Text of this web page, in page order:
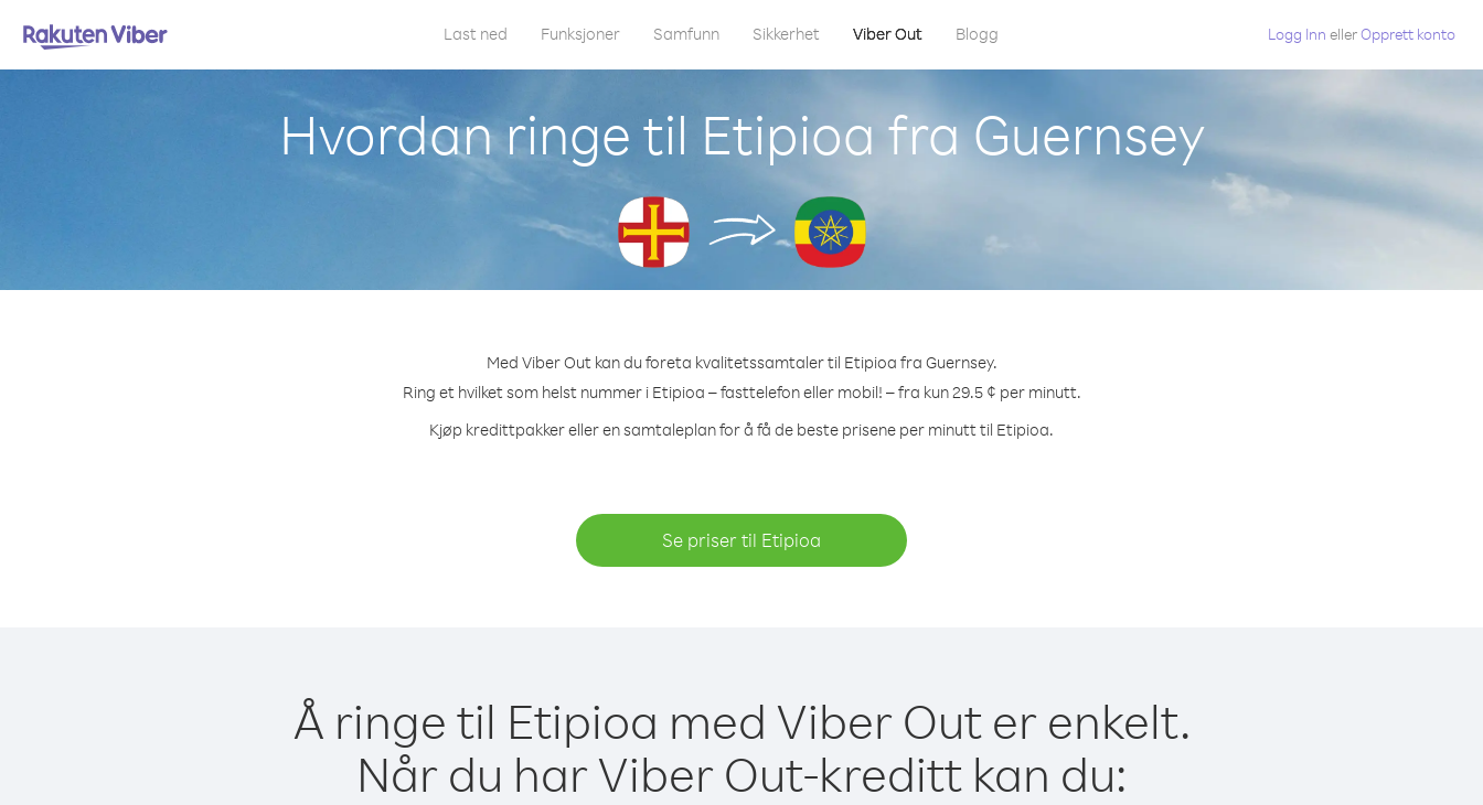
Last ned Funksjoner Samfunn Sikkerhet Viber Out Blogg Logg Inn ellerOpprett konto
Hvordan ringe til Etipioa fra Guernsey
Med Viber Out kan du foreta kvalitetssamtaler til Etipioa fra Guernsey.
Ring et hvilket som helst nummer i Etipioa – fasttelefon eller mobil! – fra kun 29.5 ¢ per minutt.
Kjøp kredittpakker eller en samtaleplan for å få de beste prisene per minutt til Etipioa.
Se priser til Etipioa
Å ringe til Etipioa med Viber Out er enkelt.
Når du har Viber Out-kreditt kan du: